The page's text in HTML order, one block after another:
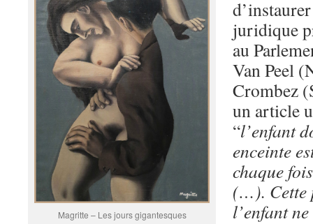
Magritte – Les jours gigantesques
juridique
au
Van Peel
Crombez
un article
“l’enfant
enceinte
chaque
(…). Cette
l’enfant